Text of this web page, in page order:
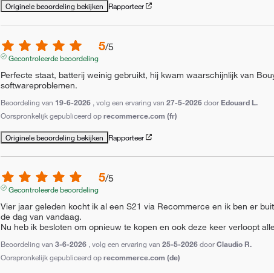
Originele beoordeling bekijken Rapporteer
5/5
Gecontroleerde beoordeling
Perfecte staat, batterij weinig gebruikt, hij kwam waarschijnlijk van
softwareproblemen.
Beoordeling van 19-6-2026 , volg een ervaring van27-5-2026 door Edouard L.
Oorspronkelijk gepubliceerd oprecommerce.com (fr)
Originele beoordeling bekijken Rapporteer
5/5
Gecontroleerde beoordeling
Vier jaar geleden kocht ik al een S21 via Recommerce en ik ben er
de dag van vandaag.
Nu heb ik besloten om opnieuw te kopen en ook deze keer verloopt
Beoordeling van3-6-2026 , volg een ervaring van25-5-2026 doorClaudio R.
Oorspronkelijk gepubliceerd oprecommerce.com (de)